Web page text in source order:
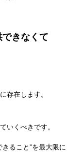
きなくて
存在します。
いくべきです。
ること”を最大限に